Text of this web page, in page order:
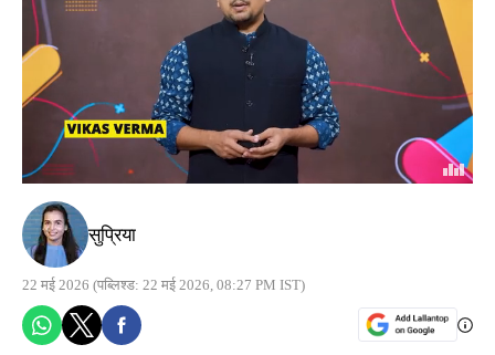
सुप्रिया
22 मई 2026 (पब्लिश्ड: 22 मई 2026, 08:27 PM IST)